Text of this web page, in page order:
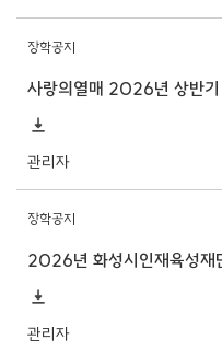
장학공지
관리자
장학공지
2026년 화성시인재육성재
관리자